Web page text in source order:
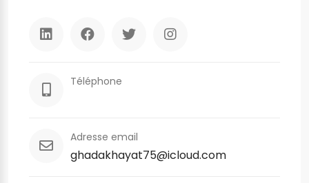
Téléphone
Adresse email
ghadakhayat75@icloud.com